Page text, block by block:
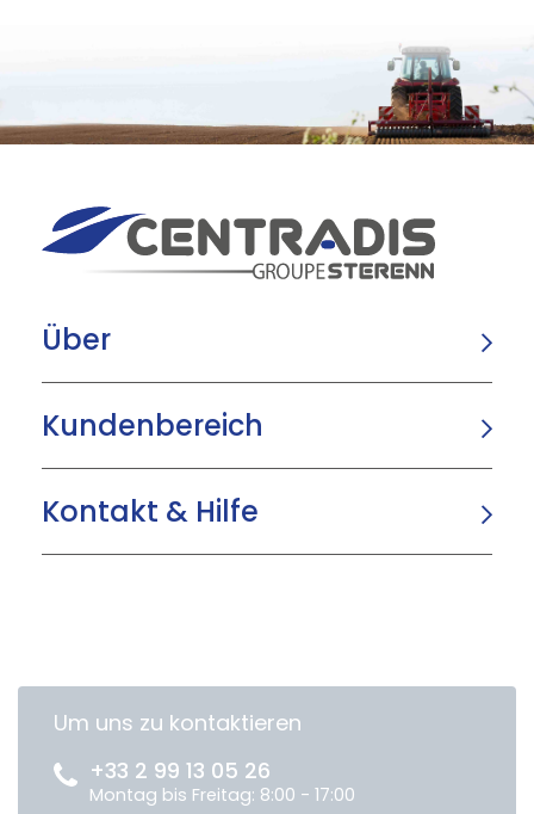
Über
Kundenbereich
Kontakt & Hilfe
Um uns zu kontaktieren
+33 2 99 13 05 26
Montag bis Freitag: 8:00 - 17:00